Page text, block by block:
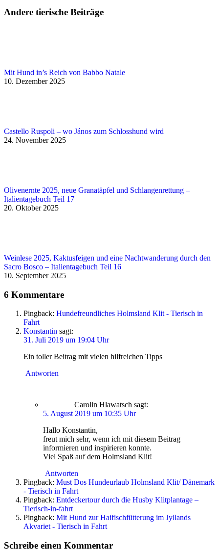
Andere tierische Beiträge
Mit Hund in’s Reich von Babbo Natale
10. Dezember 2025
Castello Ruspoli – wo János zum Schlosshund wird
24. November 2025
Olivenernte 2025, neue Granatäpfel und Schlangenrettung –
Italientagebuch Teil 17
20. Oktober 2025
Weinlese 2025, Kaktusfeigen und eine Nachtwanderung durch den
Sacro Bosco – Italientagebuch Teil 16
10. September 2025
6 Kommentare
Pingback: Hundefreundliches Holmsland Klit - Tierisch in
Fahrt
Konstantin sagt:
31. Juli 2019 um 19:04 Uhr
Ein toller Beitrag mit vielen hilfreichen Tipps
Antworten
Carolin Hlawatsch sagt:
5. August 2019 um 10:35 Uhr
Hallo Konstantin,
freut mich sehr, wenn ich mit diesem Beitrag
informieren und inspirieren konnte.
Viel Spaß auf dem Holmsland Klit!
Antworten
Pingback: Must Dos Hundeurlaub Holmsland Klit/ Dänemark
- Tierisch in Fahrt
Pingback: Entdeckertour durch die Husby Klitplantage –
Tierisch-in-fahrt
Pingback: Mit Hund zur Haifischfütterung im Jyllands
Akvariet - Tierisch in Fahrt
Schreibe einen Kommentar